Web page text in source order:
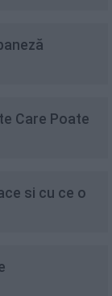
Care Poate
si cu ce o